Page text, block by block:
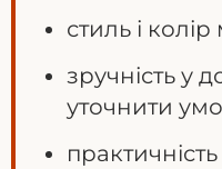
стиль і колір
зручність у
уточнити